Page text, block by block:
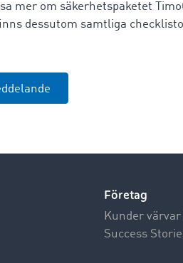
mer om säkerhetspaketet
dessutom samtliga
Företag
Kunder
Success